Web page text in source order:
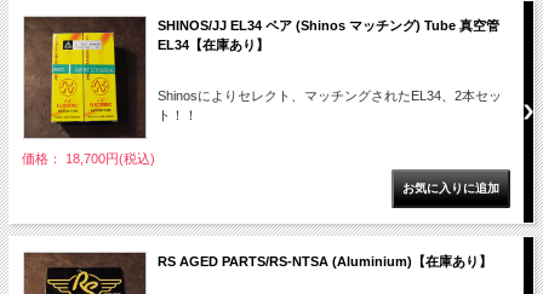
SHINOS/JJ EL34 ペア (Shinos マッチング) Tube 真空管
EL34【在庫あり】
Shinosによりセレクト、マッチングされたEL34、2本セッ
ト！！
価格： 18,700円(税込)
RS AGED PARTS/RS-NTSA (Aluminium)【在庫あり】